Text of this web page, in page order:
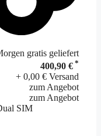
gratis geliefert
400,90 € *
+ 0,00 € Versand
zum Angebot
zum Angebot
SIM